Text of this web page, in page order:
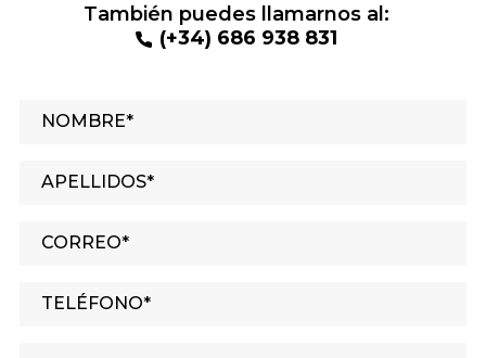
También puedes llamarnos al:
(+34) 686 938 831